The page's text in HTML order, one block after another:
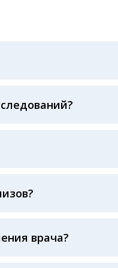
об оплате
врача?